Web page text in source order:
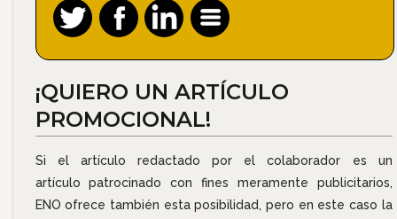
¡QUIERO UN ARTÍCULO
PROMOCIONAL!
Si el artículo redactado por el colaborador es un
artículo patrocinado con fines meramente publicitarios,
ENO ofrece también esta posibilidad, pero en este caso la